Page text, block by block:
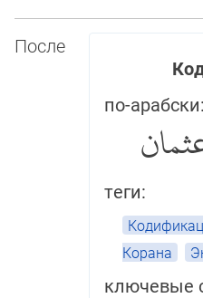
по-арабски:
теги:
Корана
ключевые
После